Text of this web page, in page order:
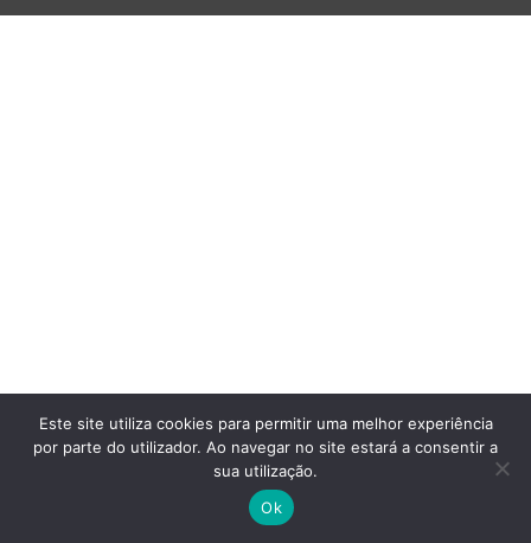
Este site utiliza cookies para permitir uma melhor experiência
por parte do utilizador. Ao navegar no site estará a consentir a
sua utilização.
Ok